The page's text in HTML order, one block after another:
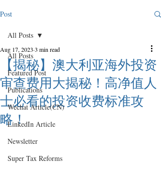
Post
All Posts
Featured Post
Publications
Wechat Article(CN)
LinkedIn Article
Newsletter
Super Tax Reforms
All Posts
【揭秘】澳大利亚海外投资
审查费用大揭秘！高净值人
士必看的投资收费标准攻
略！
Aug 17, 2023 3 min read